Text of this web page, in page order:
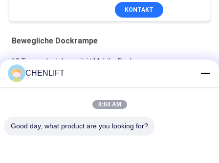
KONTAKT
Bewegliche Dockrampe
10 Tonnen Ladekapazität Mobiler Dockrampe,
Containerlademarke
Große Ladekapazität mobile Dockrampe mit Auslegern
8000 kg Kapazität Container-Ladung Portable Dock-Ramp
CHENLIFT
8:04 AM
Good day, what product are you looking for?